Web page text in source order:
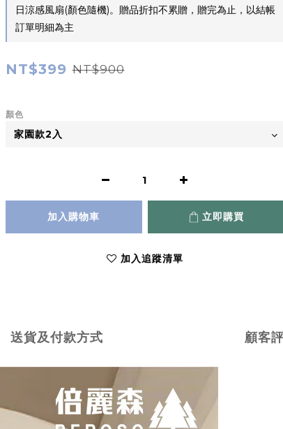
日涼感風扇(顏色隨機)。贈品折扣不累贈，贈完為止，以結帳
訂單明細為主
NT$399 NT$900
顏色
加入購物車 立即購買
加入追蹤清單
送貨及付款方式 顧客